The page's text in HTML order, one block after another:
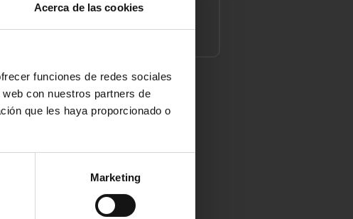
Acerca de las cookies
funciones de redes sociales
con nuestros partners de
que les haya proporcionado o
Marketing
Conclusiones